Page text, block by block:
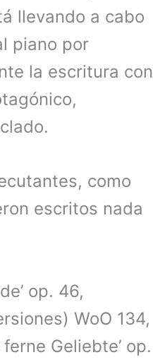
llevando a cabo
piano por
la escritura con
como
escritos nada
op. 46,
WoO 134,
ferne Geliebte’ op.